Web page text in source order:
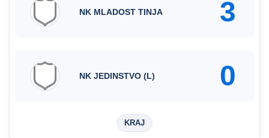
NK MLADOST TINJA 3
NK JEDINSTVO (L) 0
KRAJ